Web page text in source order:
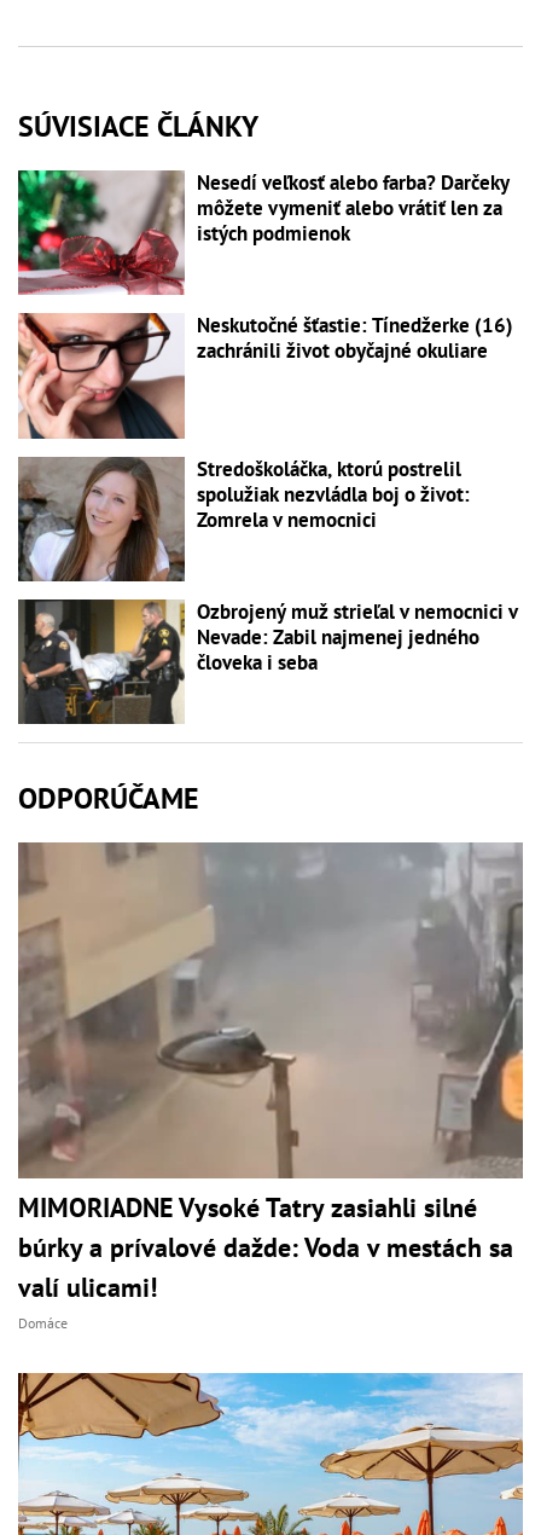
SÚVISIACE ČLÁNKY
Nesedí veľkosť alebo farba? Darčeky
môžete vymeniť alebo vrátiť len za
istých podmienok
Neskutočné šťastie: Tínedžerke (16)
zachránili život obyčajné okuliare
Stredoškoláčka, ktorú postrelil
spolužiak nezvládla boj o život:
Zomrela v nemocnici
Ozbrojený muž strieľal v nemocnici v
Nevade: Zabil najmenej jedného
človeka i seba
ODPORÚČAME
MIMORIADNE Vysoké Tatry zasiahli silné
búrky a prívalové dažde: Voda v mestách sa
valí ulicami!
Domáce